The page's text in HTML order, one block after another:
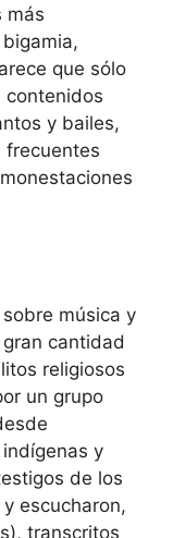
más
que sólo
contenidos
y bailes,
frecuentes
música y
cantidad
religiosos
un grupo
y
de los
escucharon,
transcritos